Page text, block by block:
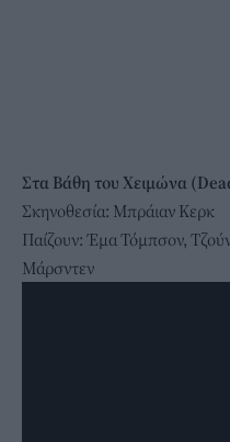
Στα Βάθη του Χειμώνα
Σκηνοθεσία: Μπράιαν Κερκ
Παίζουν: Έμα Τόμπσον,
Μάρσντεν